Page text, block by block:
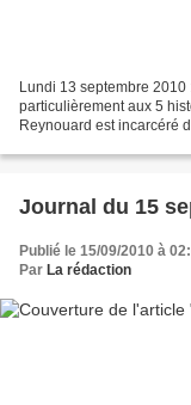
Lundi 13 septembre
particulièrement aux 5
Reynouard est incarcéré
Journal du 15
Publié le 15/09/2010 à
Par La rédaction